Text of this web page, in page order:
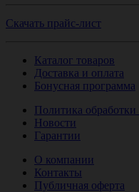
Скачать прайс-лист
Каталог товаров
Доставка и оплата
Бонусная программа
Политика
Новости
Гарантии
О компании
Контакты
Публичная оферта